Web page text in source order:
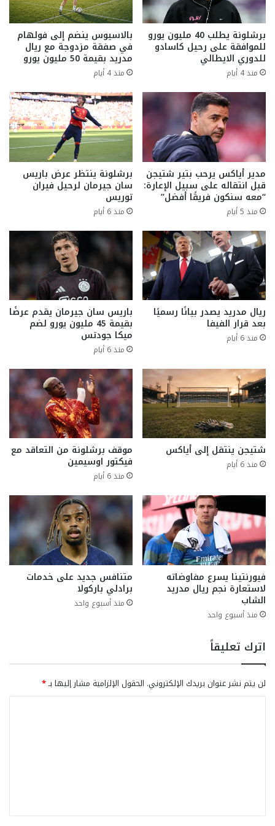
برشلونة يطلب 40 مليون يورو
للموافقة على رحيل كاسادو
للدوري الايطالي
منذ 4 أيام
بالاسيوس ينضم إلى فولهام
في صفقة مزدوجة مع ريال
مدريد بقيمة 50 مليون يورو
منذ 4 أيام
مدير أياكس يرحب بتير شتيجن
قبل انتقاله على سبيل الإعارة:
“معه سنكون فريقًا أفضل”
منذ 5 أيام
برشلونة ينتظر عرض باريس
سان جيرمان لرحيل فيران
توريس
منذ 6 أيام
ريال مدريد يصدر بيانًا رسميًا
بعد قرار الفيفا
منذ 6 أيام
باريس سان جيرمان يقدم عرضًا
بقيمة 45 مليون يورو لضم
ميكا جودتس
منذ 6 أيام
شتيجن ينتقل إلى أياكس
منذ 6 أيام
موقف برشلونة من التعاقد مع
فيكتور اوسيمين
منذ 6 أيام
فيورنتينا يسرع مفاوضاته
لاستعارة نجم ريال مدريد
الشاب
منذ أسبوع واحد
متنافس جديد على خدمات
برادلي باركولا
منذ أسبوع واحد
اترك تعليقاً
لن يتم نشر عنوان بريدك الإلكتروني. الحقول الإلزامية مشار إليها بـ*
ق